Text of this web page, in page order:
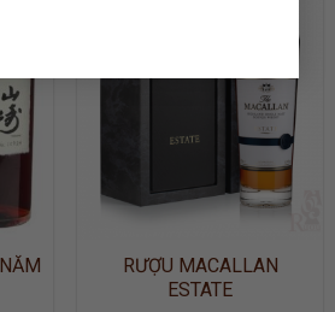
RƯỢU MACALLAN
ESTATE